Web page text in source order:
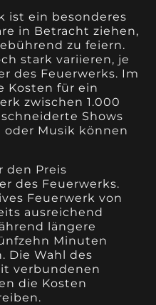
ist ein besonderes
in Betracht ziehen,
zu feiern.
stark variieren, je
des Feuerwerks. Im
Kosten für ein
zwischen 1.000
Shows
Musik können
den Preis
des Feuerwerks.
Feuerwerk von
ausreichend
längere
Minuten
Die Wahl des
verbundenen
die Kosten